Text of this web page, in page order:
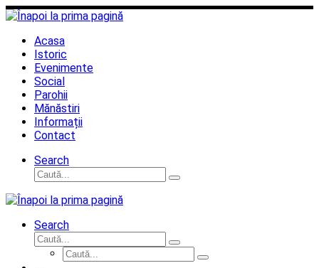
Sari
la
conținutAcasa
Istoric
Evenimente
Social
Parohii
Mănăstiri
Informații
Contact
Search
Căutare
Caută...
Search
Căutare
Caută...
Căutare
Caută...